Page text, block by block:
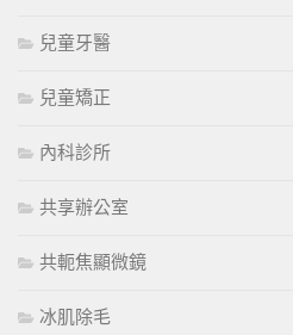
兒童牙醫
兒童矯正
內科診所
共享辦公室
共軛焦顯微鏡
冰肌除毛